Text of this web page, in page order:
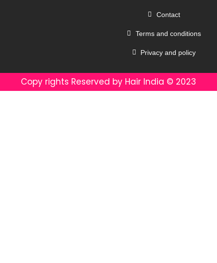
Contact
Terms and conditions
Privacy and policy
Copy rights Reserved by Hair India ©️ 2023